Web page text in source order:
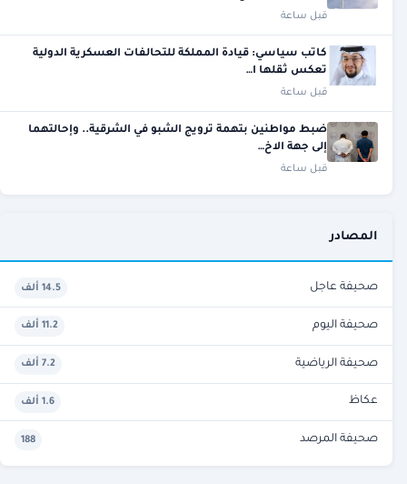
قبل ساعة
كاتب سياسي: قيادة المملكة للتحالفات العسكرية الدولية
تعكس ثقلها ا…
قبل ساعة
ضبط مواطنين بتهمة ترويج الشبو في الشرقية.. وإحالتهما
إلى جهة الاخ…
قبل ساعة
المصادر
صحيفة عاجل 14.5 ألف
صحيفة اليوم 11.2 ألف
صحيفة الرياضية 7.2 ألف
عكاظ 1.6 ألف
صحيفة المرصد 188